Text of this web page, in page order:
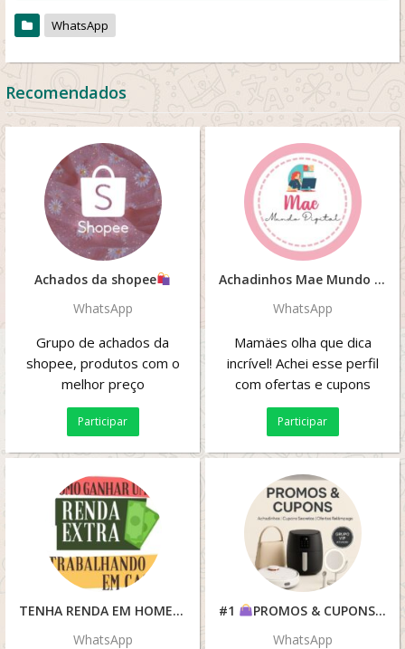
WhatsApp
Recomendados
Achados da shopee
WhatsApp
Grupo de achados da
shopee, produtos com o
melhor preço
Participar
Achadinhos Mae Mundo Digital #2
WhatsApp
Mamäes olha que dica
incrível! Achei esse perfil
com ofertas e cupons
diariamente E ainda dão
dicas sobre tudo...
Participar
TENHA RENDA EM HOMEOFFICE
WhatsApp
#1
PROMOS & CUPONS
WhatsApp